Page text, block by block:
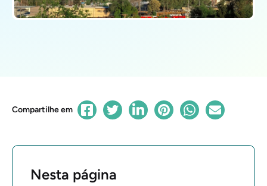
Compartilhe em
Nesta página